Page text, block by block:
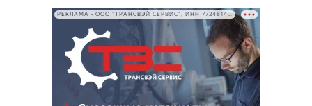
РЕКЛАМА • ООО "ТРАНСВЭЙ СЕРВИС", ИНН 7724814198